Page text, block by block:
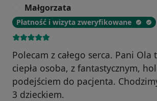
Małgorzata
Płatność i wizyta zweryfikowane
Polecam z całego serca. Pani Ola
ciepła osoba, z fantastycznym,
podejściem do pacjenta.
3 dzieckiem.